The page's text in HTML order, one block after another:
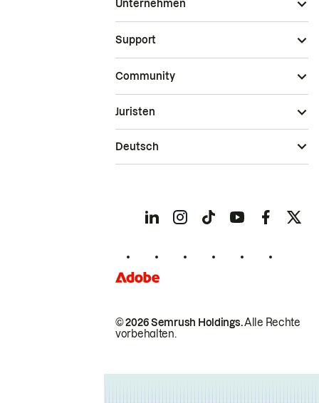
Unternehmen
Support
Community
© 2026 Semrush Holdings.Alle Rechte
vorbehalten.
Juristen
Deutsch